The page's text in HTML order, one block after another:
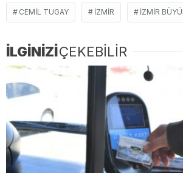
CEMIL TUGAY İZMIR İZMIR
İLGİNİZİÇEKEBİLİR